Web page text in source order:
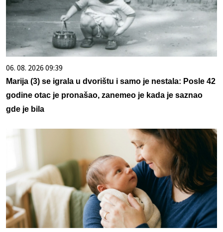
06. 08. 2026 09:39
Marija (3) se igrala u dvorištu i samo je nestala: Posle 42
godine otac je pronašao, zanemeo je kada je saznao
gde je bila